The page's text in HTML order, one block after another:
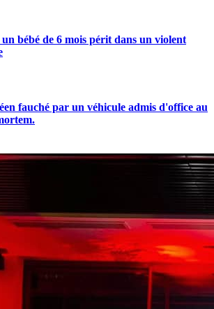
bébé de 6 mois périt dans un violent
fauché par un véhicule admis d'office au